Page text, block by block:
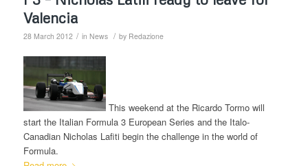
Valencia
28 March 2012 / in News / by Redazione
This weekend at the Ricardo Tormo will
start the Italian Formula 3 European Series and the Italo-
Canadian Nicholas Lafiti begin the challenge in the world of
Formula.